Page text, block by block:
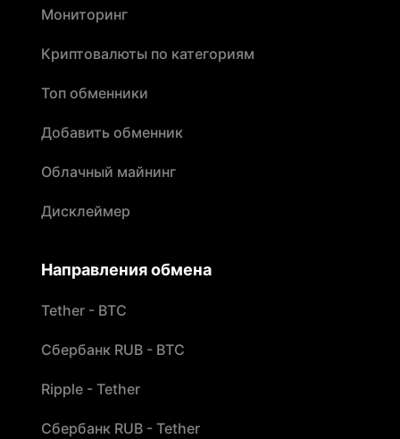
Мониторинг
Криптовалюты по категориям
Топ обменники
Добавить обменник
Облачный майнинг
Дисклеймер
Направления обмена
Tether - BTC
Сбербанк RUB - BTC
Ripple - Tether
Сбербанк RUB - Tether